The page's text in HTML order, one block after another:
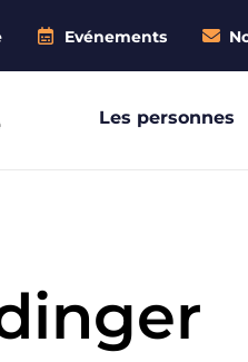
Evénements
Les personnes